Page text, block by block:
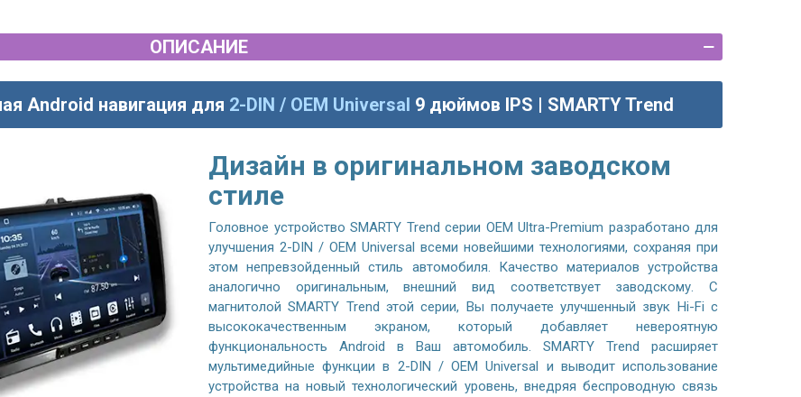
ОПИСАНИЕ
Android навигация для 2-DIN / OEM Universal 9 дюймов IPS | SMARTY Trend
Дизайн в оригинальном заводском
стиле
Головное устройство SMARTY Trend серии OEM Ultra-Premium разработано для
улучшения 2-DIN / OEM Universal всеми новейшими технологиями, сохраняя при
этом непревзойденный стиль автомобиля. Качество материалов устройства
аналогично оригинальным, внешний вид соответствует заводскому. С
магнитолой SMARTY Trend этой серии, Вы получаете улучшенный звук Hi-Fi с
высококачественным экраном, который добавляет невероятную
функциональность Android в Ваш автомобиль. SMARTY Trend расширяет
мультимедийные функции в 2-DIN / OEM Universal и выводит использование
устройства на новый технологический уровень, внедряя беспроводную связь